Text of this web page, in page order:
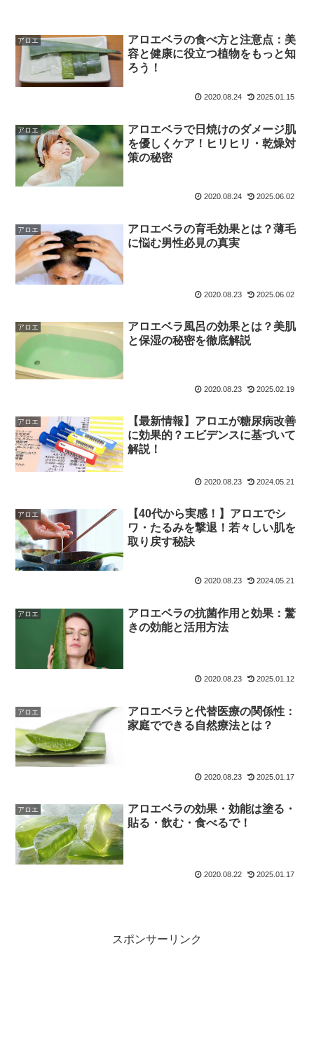
アロエ
アロエベラの食べ方と注意点：美
容と健康に役立つ植物をもっと知
ろう！
2020.08.24 2025.01.15
アロエ
アロエベラで日焼けのダメージ肌
を優しくケア！ヒリヒリ・乾燥対
策の秘密
2020.08.24 2025.06.02
アロエ
アロエベラの育毛効果とは？薄毛
に悩む男性必見の真実
2020.08.23 2025.06.02
アロエ
アロエベラ風呂の効果とは？美肌
と保湿の秘密を徹底解説
2020.08.23 2025.02.19
アロエ
【最新情報】アロエが糖尿病改善
に効果的？エビデンスに基づいて
解説！
2020.08.23 2024.05.21
アロエ
【40代から実感！】アロエでシ
ワ・たるみを撃退！若々しい肌を
取り戻す秘訣
2020.08.23 2024.05.21
アロエ
アロエベラの抗菌作用と効果：驚
きの効能と活用方法
2020.08.23 2025.01.12
アロエ
アロエベラと代替医療の関係性：
家庭でできる自然療法とは？
2020.08.23 2025.01.17
アロエ
アロエベラの効果・効能は塗る・
貼る・飲む・食べるで！
2020.08.22 2025.01.17
スポンサーリンク